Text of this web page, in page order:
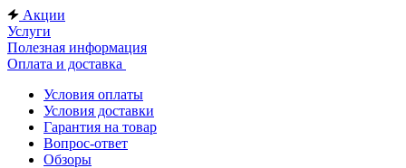
Акции
Услуги
Полезная информация
Оплата и доставка
Условия оплаты
Условия доставки
Гарантия на товар
Вопрос-ответ
Обзоры